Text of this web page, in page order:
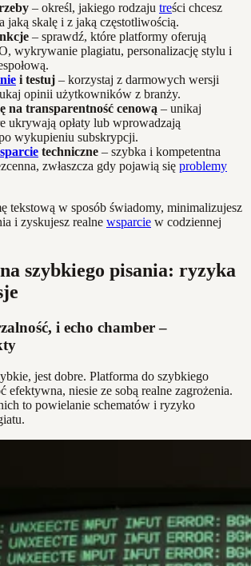
– określ, jakiego rodzaju treści chcesz
jaką skalę i z jaką częstotliwością.
– sprawdź, które platformy oferują
wykrywanie plagiatu, personalizację stylu i
i testuj – korzystaj z darmowych wersji
opinii użytkowników z branży.
na transparentność cenową – unikaj
ukrywają opłaty lub wprowadzają
wykupieniu subskrypcji.
techniczne – szybka i kompetentna
zwłaszcza gdy pojawią się problemy
tekstową w sposób świadomy, minimalizujesz
i zyskujesz realne wsparcie w codziennej
szybkiego pisania: ryzyka
i echo chamber –
jest dobre. Platforma do szybkiego
efektywna, niesie ze sobą realne zagrożenia.
to powielanie schematów i ryzyko